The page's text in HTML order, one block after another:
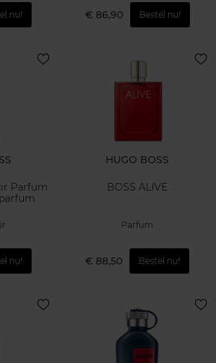
nu! € 86,90 Bestel nu!
Parfum
nu!
HUGO BOSS
BOSS ALIVE
Parfum
€ 88,50 Bestel nu!